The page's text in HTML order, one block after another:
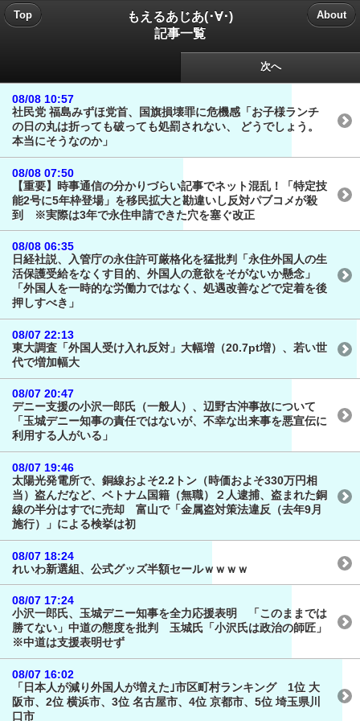
Top
もえるあじあ(･∀･)
記事一覧
About
次へ
08/08 10:57
社民党 福島みずほ党首、国旗損壊罪に危機感「お子様ランチ
の日の丸は折っても破っても処罰されない、 どうでしょう。
本当にそうなのか」
08/08 07:50
【重要】時事通信の分かりづらい記事でネット混乱！「特定技
能2号に5年枠登場」を移民拡大と勘違いし反対パブコメが殺
到 ※実際は3年で永住申請できた穴を塞ぐ改正
08/08 06:35
日経社説、入管庁の永住許可厳格化を猛批判「永住外国人の生
活保護受給をなくす目的、外国人の意欲をそがないか懸念」
「外国人を一時的な労働力ではなく、処遇改善などで定着を後
押しすべき」
08/07 22:13
東大調査「外国人受け入れ反対」大幅増（20.7pt増）、若い世
代で増加幅大
08/07 20:47
デニー支援の小沢一郎氏（一般人）、辺野古沖事故について
「玉城デニー知事の責任ではないが、不幸な出来事を悪宣伝に
利用する人がいる」
08/07 19:46
太陽光発電所で、銅線およそ2.2トン（時価およそ330万円相
当）盗んだなど、ベトナム国籍（無職）２人逮捕、盗まれた銅
線の半分はすでに売却 富山で「金属盗対策法違反（去年9月
施行）」による検挙は初
08/07 18:24
れいわ新選組、公式グッズ半額セールｗｗｗｗ
08/07 17:24
小沢一郎氏、玉城デニー知事を全力応援表明 「このままでは
勝てない」中道の態度を批判 玉城氏「小沢氏は政治の師匠」
※中道は支援表明せず
08/07 16:02
「日本人が減り外国人が増えた｣市区町村ランキング 1位 大
阪市、2位 横浜市、3位 名古屋市、4位 京都市、5位 埼玉県川
口市